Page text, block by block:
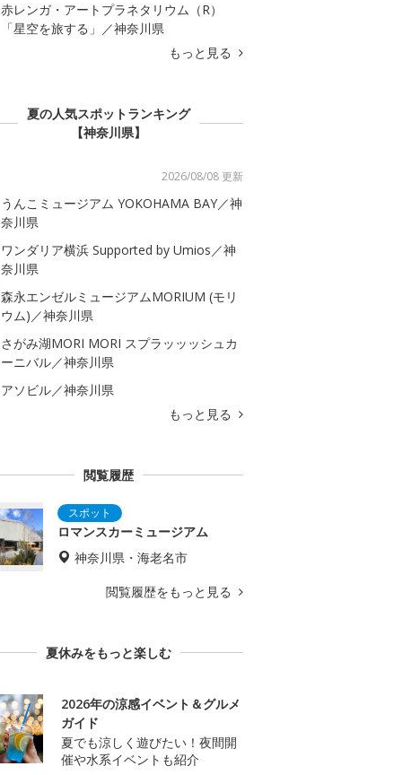
赤レンガ・アートプラネタリウム（R）
「星空を旅する」／神奈川県
もっと見る
夏の人気スポットランキング
【神奈川県】
2026/08/08 更新
うんこミュージアム YOKOHAMA BAY／神
奈川県
ワンダリア横浜 Supported by Umios／神
奈川県
森永エンゼルミュージアムMORIUM (モリ
ウム)／神奈川県
さがみ湖MORI MORI スプラッッッシュカ
ーニバル／神奈川県
アソビル／神奈川県
もっと見る
閲覧履歴
ロマンスカーミュージアム
神奈川県・海老名市
閲覧履歴をもっと見る
夏休みをもっと楽しむ
2026年の涼感イベント＆グルメ
ガイド
夏でも涼しく遊びたい！夜間開
催や水系イベントも紹介